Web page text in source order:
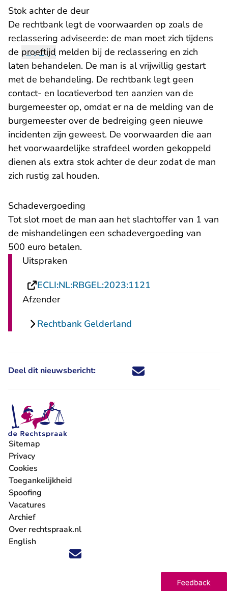
Stok achter de deur
De rechtbank legt de voorwaarden op zoals de
reclassering adviseerde: de man moet zich tijdens
de proeftijd melden bij de reclassering en zich
laten behandelen. De man is al vrijwillig gestart
met de behandeling. De rechtbank legt geen
contact- en locatieverbod ten aanzien van de
burgemeester op, omdat er na de melding van de
burgemeester over de bedreiging geen nieuwe
incidenten zijn geweest. De voorwaarden die aan
het voorwaardelijke strafdeel worden gekoppeld
dienen als extra stok achter de deur zodat de man
zich rustig zal houden.
Schadevergoeding
Tot slot moet de man aan het slachtoffer van 1 van
de mishandelingen een schadevergoeding van
500 euro betalen.
Uitspraken
ECLI:NL:RBGEL:2023:1121
Afzender
Rechtbank Gelderland
Deel dit nieuwsbericht: Deel dit nieuwsbericht via X -
Deel dit nieuwsbericht via
Deel dit nieuwsbericht
Deel dit
Volg ons op X (Twitter) - U verlaat Rechtspraak.nl
Volg ons op Facebook - U verlaat Rechtspraak.nl
Volg ons op Instagram - U verlaat Rechtspraak.nl
Volg ons op Youtube - U verlaat Rechtspraak.nl
Volg ons op LinkedIn - U verlaat
'Blijf op de hoogte' nieuwsbrief - U verlaat
Sitemap
Privacy
Cookies
Toegankelijkheid
Spoofing
Vacatures
- U verlaat Rechtspraak.nl
Archief
Over rechtspraak.nl
English